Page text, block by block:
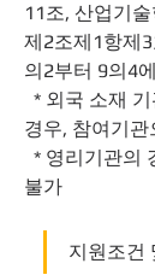
11조, 산업기
제2조제1항제
의2부터 9의4
* 외국 소재
경우, 참여기
* 영리기관의
불가
지원조건